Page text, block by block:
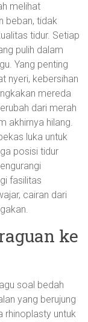
melihat
beban, tidak
tidur. Setiap
pulih dalam
Yang penting
nyeri, kebersihan
mereda
dari merah
akhirnya hilang.
luka untuk
posisi tidur
fasilitas
cairan dari
ke
soal bedah
yang berujung
rhinoplasty untuk